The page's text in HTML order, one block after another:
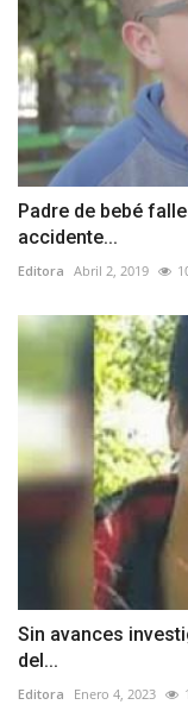
Padre de bebé
accidente...
Editora Abril 2, 2019
Sin avances
del...
Editora Enero 4, 2023